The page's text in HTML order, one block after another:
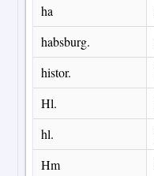
ha
habsburg.
histor.
Hl.
hl.
Hm